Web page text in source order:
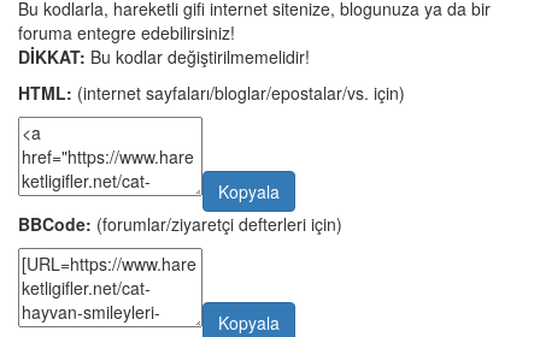
Bu kodlarla, hareketli gifi internet sitenize, blogunuza ya da bir
foruma entegre edebilirsiniz!
DİKKAT: Bu kodlar değiştirilmemelidir!
HTML: (internet sayfaları/bloglar/epostalar/vs. için)
Kopyala
BBCode: (forumlar/ziyaretçi defterleri için)
Kopyala